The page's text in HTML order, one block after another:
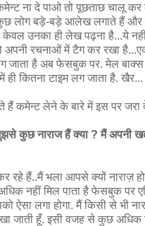
ना दे पाओ तो पूछताछ चालू
लोग बड़े-बड़े आलेख लगाते हैं और
केवल उनका ही लेख पढ़ना है...ये
अपनी रचनाओं में टैग कर रखा
जाता है अब फेसबुक पर. मेल
कितना टाइम लग जाता है. खैर...
हैं कमेन्ट लेने के बारे में इस पर जरा
कुछ नाराज हैं क्या ? मैं अपनी
रहे हैं..मैं भला आपसे क्यों नाराज़
नहीं मिल पाता है फेसबुक पर
ऐसा लगा होगा. मैं किसी से भी
जाती हूँ. इसी वजह से कुछ अधिक